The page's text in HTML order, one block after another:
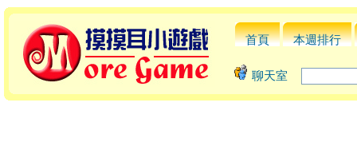
首頁 本週排行
聊天室